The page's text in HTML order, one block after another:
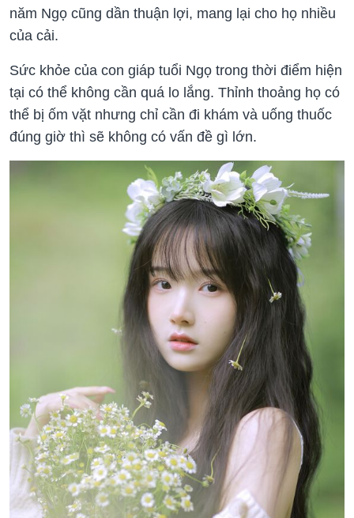
năm Ngọ cũng dần thuận lợi, mang lại cho họ nhiều
của cải.
Sức khỏe của con giáp tuổi Ngọ trong thời điểm hiện
tại có thể không cần quá lo lắng. Thỉnh thoảng họ có
thể bị ốm vặt nhưng chỉ cần đi khám và uống thuốc
đúng giờ thì sẽ không có vấn đề gì lớn.